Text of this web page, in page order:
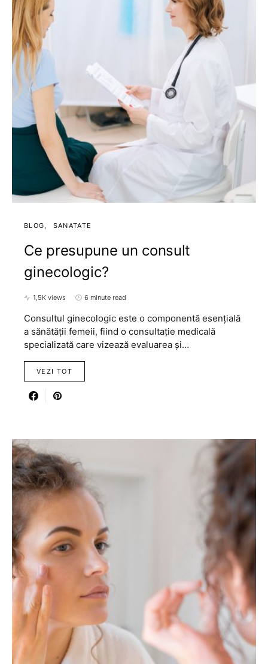
BLOG SANATATE
Ce presupune un consult
ginecologic?
1,5K views 6 minute read
Consultul ginecologic este o componentă esențială
a sănătății femeii, fiind o consultație medicală
specializată care vizează evaluarea și…
VEZI TOT